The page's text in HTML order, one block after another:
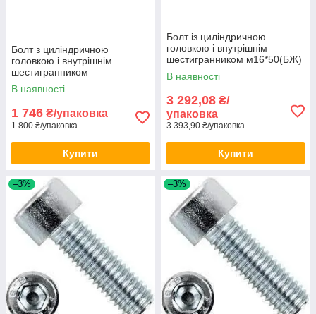
Болт з циліндричною
головкою і внутрішнім
шестигранником
м10*100(БП) DIN 912 100шт/
уп
В наявності
1 746 ₴/упаковка
1 800 ₴/упаковка
Купити
Болт із циліндричною
головкою і внутрішнім
шестигранником м16*50(БЖ)
DIN 912 100 шт./уп
В наявності
3 292,08 ₴/
упаковка
3 393,90 ₴/упаковка
Купити
–3% –3%